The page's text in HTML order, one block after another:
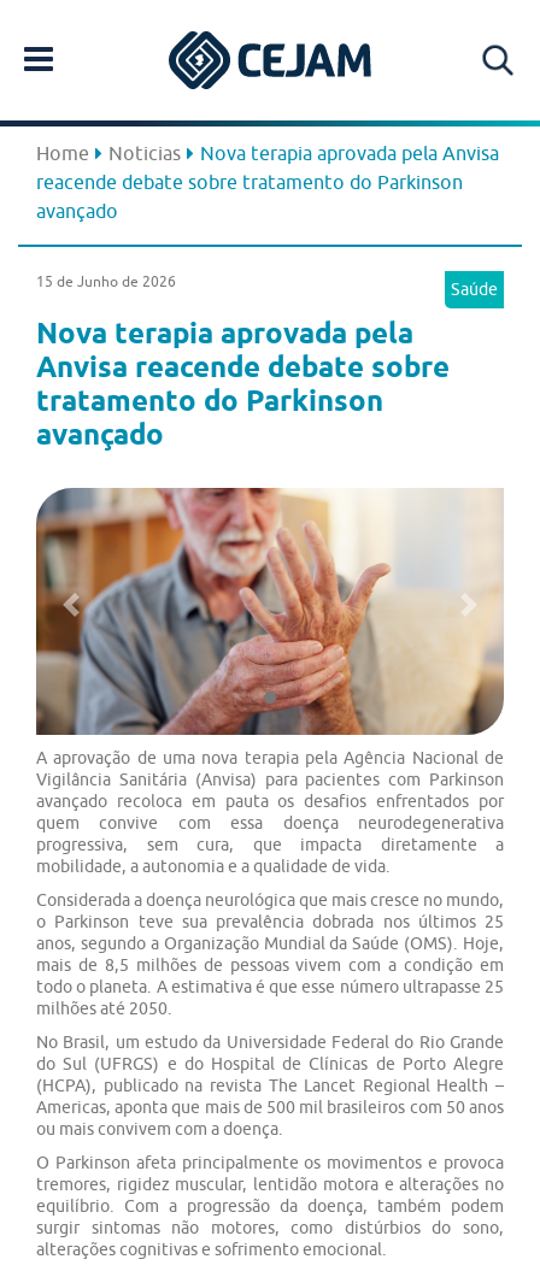
Home Noticias
Nova terapia aprovada pela Anvisa
reacende debate sobre tratamento do Parkinson
avançado
Saúde
15 de Junho de 2026
Nova terapia aprovada pela
Anvisa reacende debate sobre
tratamento do Parkinson
avançado
Previous Next
A aprovação de uma nova terapia pela Agência Nacional de
Vigilância Sanitária (Anvisa) para pacientes com Parkinson
avançado recoloca em pauta os desafios enfrentados por
quem convive com essa doença neurodegenerativa
progressiva, sem cura, que impacta diretamente a
mobilidade, a autonomia e a qualidade de vida.
Considerada a doença neurológica que mais cresce no mundo,
o Parkinson teve sua prevalência dobrada nos últimos 25
anos, segundo a Organização Mundial da Saúde (OMS). Hoje,
mais de 8,5 milhões de pessoas vivem com a condição em
todo o planeta. A estimativa é que esse número ultrapasse 25
milhões até 2050.
No Brasil, um estudo da Universidade Federal do Rio Grande
do Sul (UFRGS) e do Hospital de Clínicas de Porto Alegre
(HCPA), publicado na revista The Lancet Regional Health –
Americas, aponta que mais de 500 mil brasileiros com 50 anos
ou mais convivem com a doença.
O Parkinson afeta principalmente os movimentos e provoca
tremores, rigidez muscular, lentidão motora e alterações no
equilíbrio. Com a progressão da doença, também podem
surgir sintomas não motores, como distúrbios do sono,
alterações cognitivas e sofrimento emocional.